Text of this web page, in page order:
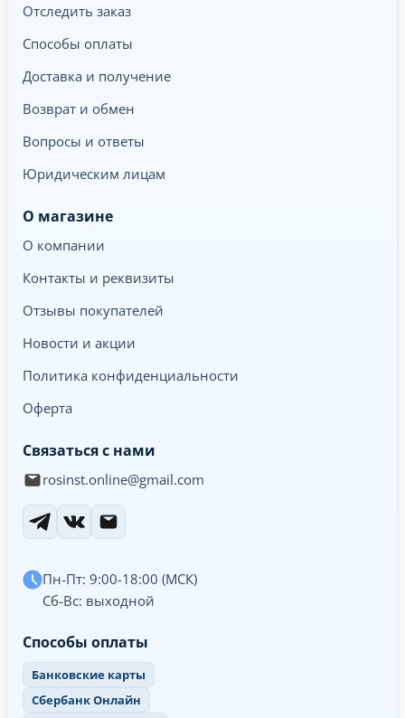
Отследить заказ
Способы оплаты
Доставка и получение
Возврат и обмен
Вопросы и ответы
Юридическим лицам
О магазине
О компании
Контакты и реквизиты
Отзывы покупателей
Новости и акции
Политика конфиденциальности
Оферта
Связаться с нами
rosinst.online@gmail.com
Пн-Пт: 9:00-18:00 (МСК)
Сб-Вс: выходной
Способы оплаты
Банковские карты
Сбербанк Онлайн